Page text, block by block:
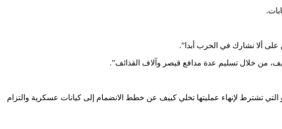
ألا نشارك في الحرب أبدا”.
من خلال تسليم عدة مدافع قيصر وآلاف القذائف”.
تشترط لإنهاء عمليتها تخلي كييف عن خطط الانضمام إلى كيانات عسكرية والتزام